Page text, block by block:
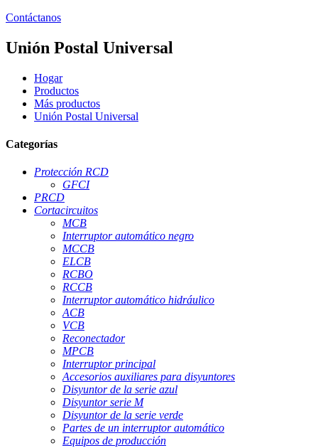
Contáctanos
Unión Postal Universal
Hogar
Productos
Más productos
Unión Postal Universal
Categorías
Protección RCD
GFCI
PRCD
Cortacircuitos
MCB
Interruptor automático negro
MCCB
ELCB
RCBO
RCCB
Interruptor automático hidráulico
ACB
VCB
Reconectador
MPCB
Interruptor principal
Accesorios auxiliares para disyuntores
Disyuntor de la serie azul
Disyuntor serie M
Disyuntor de la serie verde
Partes de un interruptor automático
Equipos de producción